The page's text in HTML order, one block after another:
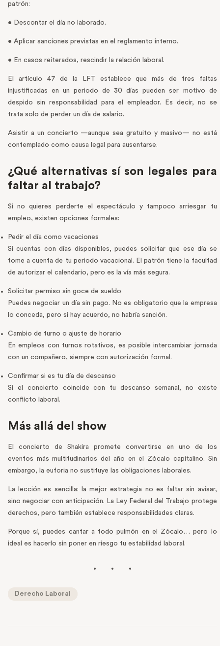
patrón:
• Descontar el día no laborado.
• Aplicar sanciones previstas en el reglamento interno.
• En casos reiterados, rescindir la relación laboral.
El artículo 47 de la LFT establece que más de tres faltas
injustificadas en un periodo de 30 días pueden ser motivo de
despido sin responsabilidad para el empleador. Es decir, no se
trata solo de perder un día de salario.
Asistir a un concierto —aunque sea gratuito y masivo— no está
contemplado como causa legal para ausentarse.
¿Qué alternativas sí son legales para
faltar al trabajo?
Si no quieres perderte el espectáculo y tampoco arriesgar tu
empleo, existen opciones formales:
Pedir el día como vacaciones
Si cuentas con días disponibles, puedes solicitar que ese día se
tome a cuenta de tu periodo vacacional. El patrón tiene la facultad
de autorizar el calendario, pero es la vía más segura.
Solicitar permiso sin goce de sueldo
Puedes negociar un día sin pago. No es obligatorio que la empresa
lo conceda, pero si hay acuerdo, no habría sanción.
Cambio de turno o ajuste de horario
En empleos con turnos rotativos, es posible intercambiar jornada
con un compañero, siempre con autorización formal.
Confirmar si es tu día de descanso
Si el concierto coincide con tu descanso semanal, no existe
conflicto laboral.
Más allá del show
El concierto de Shakira promete convertirse en uno de los
eventos más multitudinarios del año en el Zócalo capitalino. Sin
embargo, la euforia no sustituye las obligaciones laborales.
La lección es sencilla: la mejor estrategia no es faltar sin avisar,
sino negociar con anticipación. La Ley Federal del Trabajo protege
derechos, pero también establece responsabilidades claras.
Porque sí, puedes cantar a todo pulmón en el Zócalo… pero lo
ideal es hacerlo sin poner en riesgo tu estabilidad laboral.
Derecho Laboral